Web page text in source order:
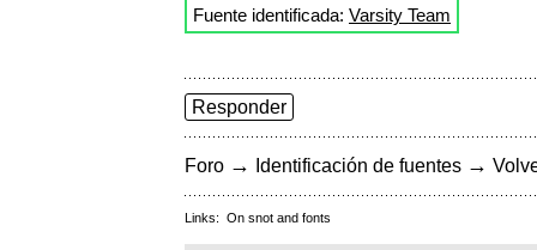
Fuente identificada: Varsity Team
Responder
Foro → Identificación de fuentes →
Links: On snot and fonts